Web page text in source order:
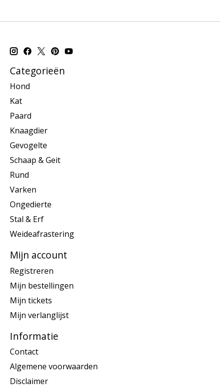
Categorieën
Hond
Kat
Paard
Knaagdier
Gevogelte
Schaap & Geit
Rund
Varken
Ongedierte
Stal & Erf
Weideafrastering
Mijn account
Registreren
Mijn bestellingen
Mijn tickets
Mijn verlanglijst
Informatie
Contact
Algemene voorwaarden
Disclaimer